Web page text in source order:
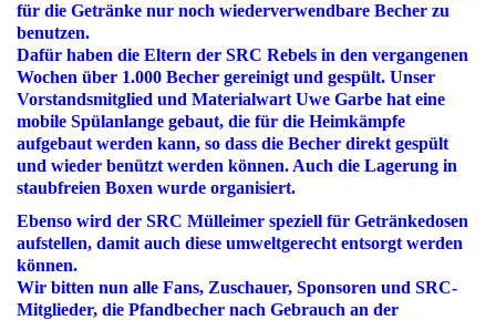
für die Getränke nur noch wiederverwendbare Becher zu
benutzen.
Dafür haben die Eltern der SRC Rebels in den vergangenen
Wochen über 1.000 Becher gereinigt und gespült. Unser
Vorstandsmitglied und Materialwart Uwe Garbe hat eine
mobile Spülanlange gebaut, die für die Heimkämpfe
aufgebaut werden kann, so dass die Becher direkt gespült
und wieder benützt werden können. Auch die Lagerung in
staubfreien Boxen wurde organisiert.
Ebenso wird der SRC Mülleimer speziell für Getränkedosen
aufstellen, damit auch diese umweltgerecht entsorgt werden
können.
Wir bitten nun alle Fans, Zuschauer, Sponsoren und SRC-
Mitglieder, die Pfandbecher nach Gebrauch an der